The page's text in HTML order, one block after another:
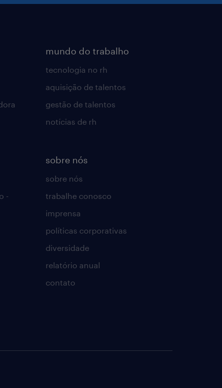
-
mundo do trabalho
tecnologia no rh
aquisição de talentos
gestão de talentos
notícias de rh
sobre nós
sobre nós
trabalhe conosco
imprensa
políticas corporativas
diversidade
relatório anual
contato